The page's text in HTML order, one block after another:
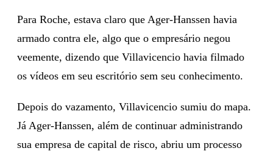
Para Roche, estava claro que Ager-Hanssen havia
armado contra ele, algo que o empresário negou
veemente, dizendo que Villavicencio havia filmado
os vídeos em seu escritório sem seu conhecimento.
Depois do vazamento, Villavicencio sumiu do mapa.
Já Ager-Hanssen, além de continuar administrando
sua empresa de capital de risco, abriu um processo